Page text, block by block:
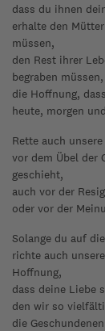
dass du ihnen
erhalte den
müssen,
den Rest ihrer
begraben müssen,
die Hoffnung,
heute, morgen
Rette auch
vor dem Übel der
geschieht,
auch vor der
oder vor der
Solange du auf
richte auch
Hoffnung,
dass deine Liebe
den wir so
die